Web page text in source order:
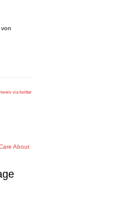
via twitter
About